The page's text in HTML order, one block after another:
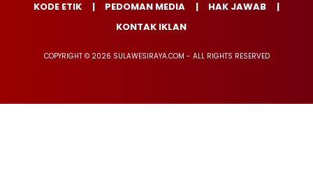
KODE ETIK
PEDOMAN MEDIA
HAK JAWAB
KONTAK IKLAN
COPYRIGHT © 2026 SULAWESIRAYA.COM - ALL RIGHTS RESERVED